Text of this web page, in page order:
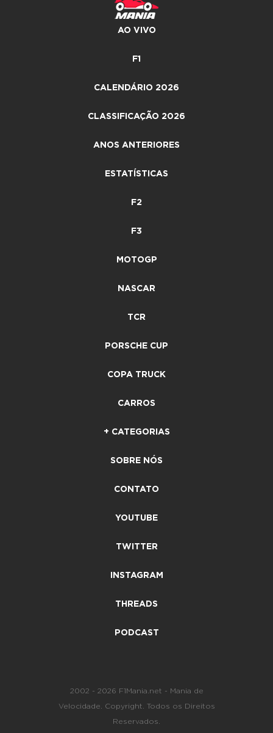
AO VIVO
F1
CALENDÁRIO 2026
CLASSIFICAÇÃO 2026
ANOS ANTERIORES
ESTATÍSTICAS
F2
F3
MOTOGP
NASCAR
TCR
PORSCHE CUP
COPA TRUCK
CARROS
+ CATEGORIAS
SOBRE NÓS
CONTATO
YOUTUBE
TWITTER
INSTAGRAM
THREADS
PODCAST
2002 - 2026 F1Mania.net - Mania de
Velocidade. Copyright. Todos os Direitos
Reservados.